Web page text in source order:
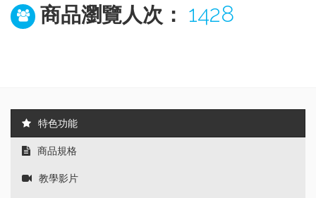
商品瀏覽人次： 1428
特色功能
商品規格
教學影片